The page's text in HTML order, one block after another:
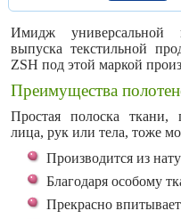
Имидж универсальной
выпуска текстильной
ZSH под этой маркой
Преимущества
Простая полоска ткани,
лица, рук или тела, тоже
Производится из
Благодаря особому
Прекрасно